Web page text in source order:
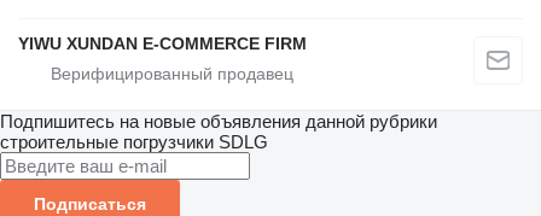
YIWU XUNDAN E-COMMERCE FIRM
Подпишитесь на новые объявления данной рубрики
строительные погрузчики SDLG
Подписаться